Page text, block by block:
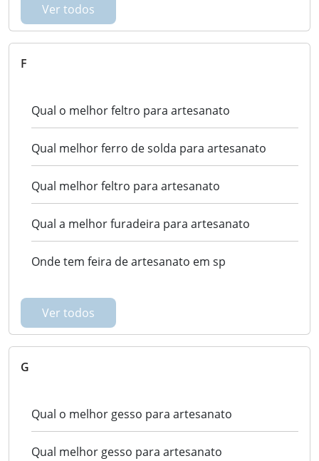
Ver todos
F
Qual o melhor feltro para artesanato
Qual melhor ferro de solda para artesanato
Qual melhor feltro para artesanato
Qual a melhor furadeira para artesanato
Onde tem feira de artesanato em sp
Ver todos
G
Qual o melhor gesso para artesanato
Qual melhor gesso para artesanato